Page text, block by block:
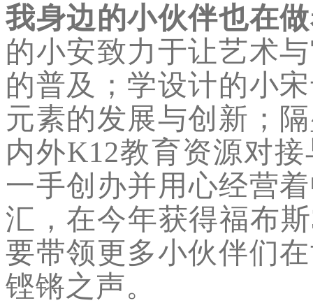
我身边的小伙伴也在
的小安致力于让艺术
的普及；学设计的小
元素的发展与创新；
内外K12教育资源对
一手创办并用心经营
汇，在今年获得福布
要带领更多小伙伴们
铿锵之声。